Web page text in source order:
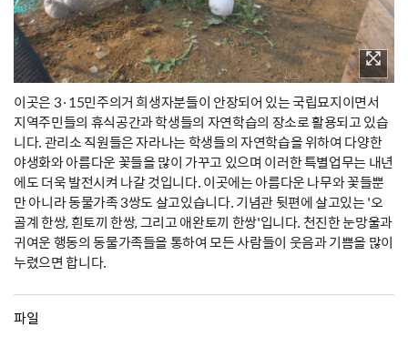
이곳은 3·15민주의거 희생자분들이 안장되어 있는 국립묘지이면서
지역주민들의 휴식공간과 학생들의 자연학습의 장소로 활용되고 있습
니다. 관리소 직원들은 자라나는 학생들의 자연학습을 위하여 다양한
야생화와 아름다운 꽃들을 많이 가꾸고 있으며 이러한 특별업무는 내년
에도 더욱 발전시켜 나갈 것입니다. 이곳에는 아름다운 나무와 꽃들뿐
만 아니라 동물가족 3쌍도 살고있습니다. 기념관 뒷편에 살고있는 '오
골계 한쌍, 흰토끼 한쌍, 그리고 애완토끼 한쌍'입니다. 천진한 눈망울과
귀여운 행동의 동물가족들을 통하여 모든 사람들이 웃음과 기쁨을 많이
누렸으면 합니다.
파일